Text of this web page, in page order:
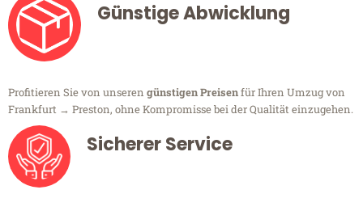
Günstige Abwicklung
Profitieren Sie von unseren günstigen Preisenfür Ihren Umzug von
Frankfurt → Preston, ohne Kompromisse bei der Qualität einzugehen.
Sicherer Service